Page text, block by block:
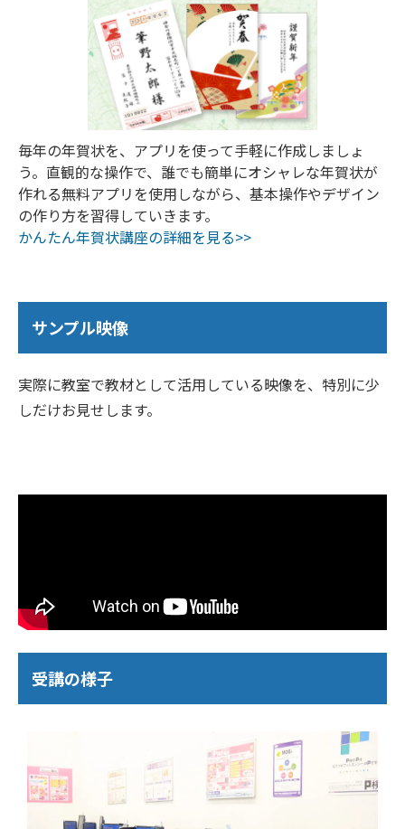
毎年の年賀状を、アプリを使って手軽に作成しましょ
う。直観的な操作で、誰でも簡単にオシャレな年賀状が
作れる無料アプリを使用しながら、基本操作やデザイン
の作り方を習得していきます。
かんたん年賀状講座の詳細を見る>>
サンプル映像
実際に教室で教材として活用している映像を、特別に少
しだけお見せします。
受講の様子